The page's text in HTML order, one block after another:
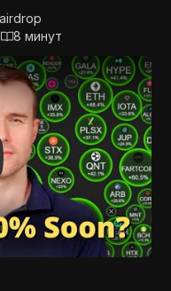
8 минут
Почему